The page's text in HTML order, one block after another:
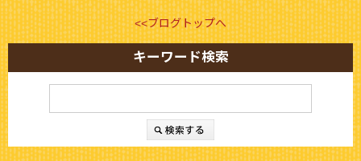
<<ブログトップへ
キーワード検索